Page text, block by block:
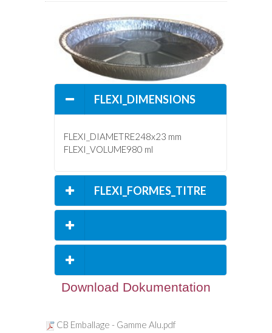
NACH
ANWENDUNGEN
FLEXI_DIMENSIONS
FLEXI_DIAMETRE248x23 mm
FLEXI_VOLUME980 ml
FLEXI_FORMES_TITRE
FLEXI_CARACTERISTIQUES
FLEXI_APPLICATIONS_TITRE
Download Dokumentation
CB Emballage - Gamme Alu.pdf